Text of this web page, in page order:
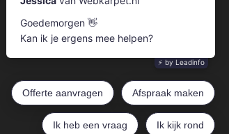
Contact
Mijn Account